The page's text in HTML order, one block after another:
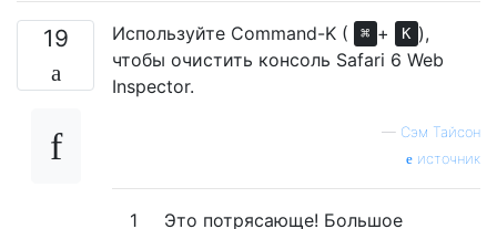
19 Используйте Command-K ( ⌘ + K ),
чтобы очистить консоль Safari 6 Web
Inspector.
— Сэм Тайсон
источник
1
Это потрясающе! Большое